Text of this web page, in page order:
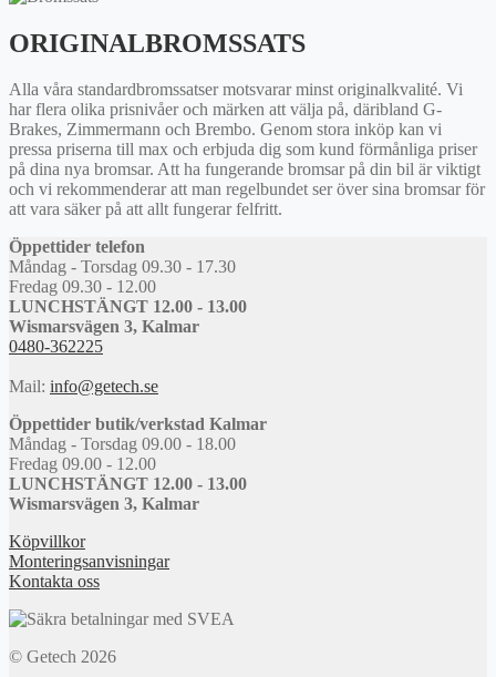
ORIGINALBROMSSATS
Alla våra standardbromssatser motsvarar minst originalkvalité. Vi
har flera olika prisnivåer och märken att välja på, däribland G-
Brakes, Zimmermann och Brembo. Genom stora inköp kan vi
pressa priserna till max och erbjuda dig som kund förmånliga priser
på dina nya bromsar. Att ha fungerande bromsar på din bil är viktigt
och vi rekommenderar att man regelbundet ser över sina bromsar för
att vara säker på att allt fungerar felfritt.
Öppettider telefon
Måndag - Torsdag 09.30 - 17.30
Fredag 09.30 - 12.00
LUNCHSTÄNGT 12.00 - 13.00
Wismarsvägen 3, Kalmar
0480-362225
Mail: info@getech.se
Öppettider butik/verkstad Kalmar
Måndag - Torsdag 09.00 - 18.00
Fredag 09.00 - 12.00
LUNCHSTÄNGT 12.00 - 13.00
Wismarsvägen 3, Kalmar
Köpvillkor
Monteringsanvisningar
Kontakta oss
© Getech 2026